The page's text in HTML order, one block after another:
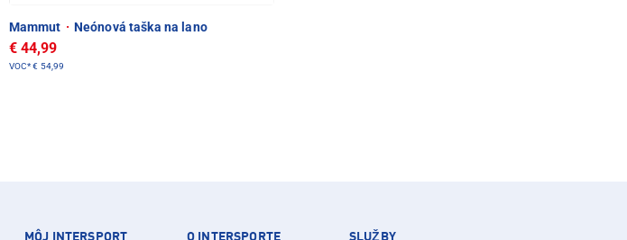
Mammut · Neónová taška na lano
€ 44,99
VOC*€ 54,99